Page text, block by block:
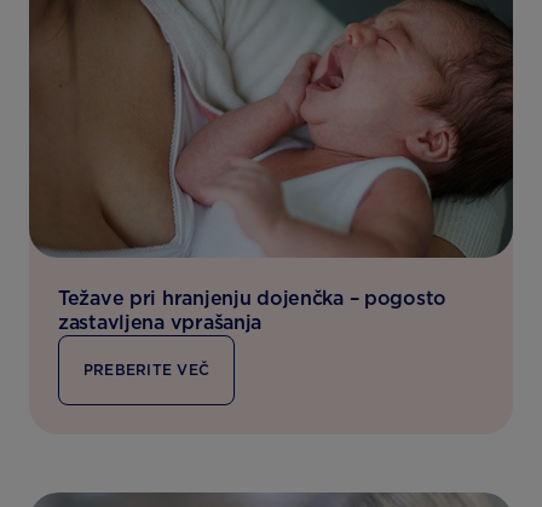
Težave pri hranjenju dojenčka – pogosto
zastavljena vprašanja
PREBERITE VEČ